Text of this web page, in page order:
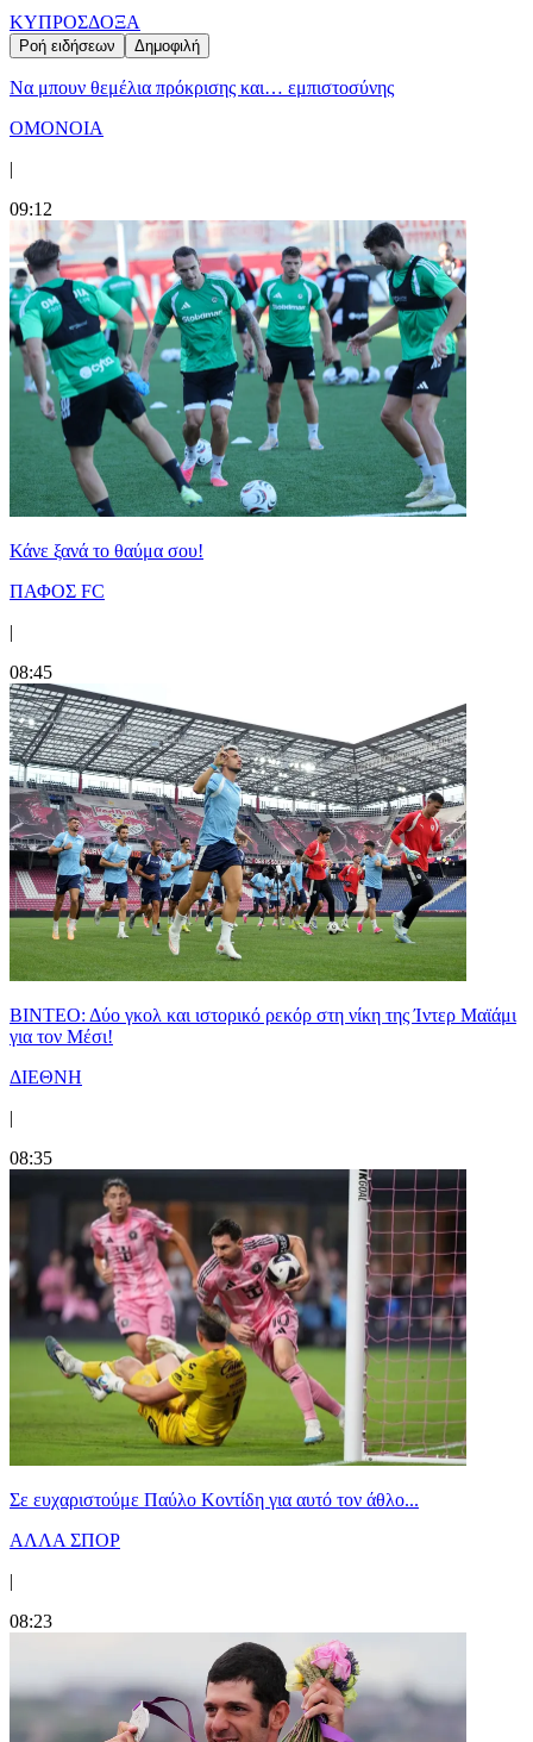
ΚΥΠΡΟΣΔΟΞΑ
Ροή ειδήσεων Δημοφιλή
Να μπουν θεμέλια πρόκρισης και… εμπιστοσύνης
ΟΜΟΝΟΙΑ
|
09:12
Κάνε ξανά το θαύμα σου!
ΠΑΦΟΣ FC
|
08:45
ΒΙΝΤΕΟ: Δύο γκολ και ιστορικό ρεκόρ στη νίκη της Ίντερ Μαϊάμι
για τον Μέσι!
ΔΙΕΘΝΗ
|
08:35
Σε ευχαριστούμε Παύλο Κοντίδη για αυτό τον άθλο...
ΑΛΛΑ ΣΠΟΡ
|
08:23